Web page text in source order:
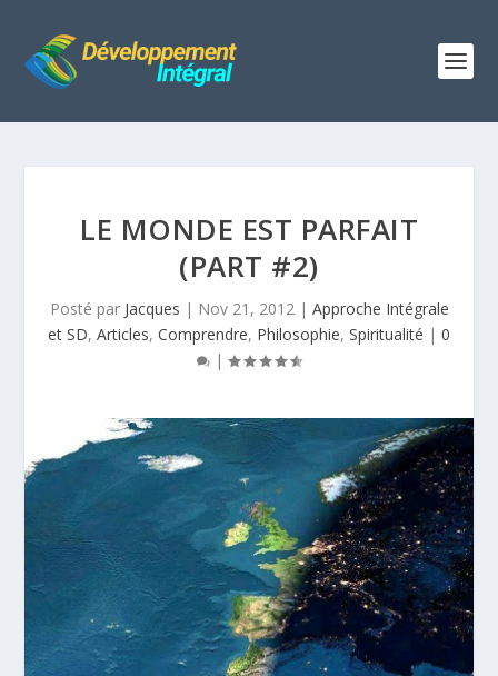
LE MONDE EST PARFAIT
(PART #2)
Posté par Jacques | Nov 21, 2012| Approche Intégrale
et SD, Articles, Comprendre, Philosophie, Spiritualité | 0
|